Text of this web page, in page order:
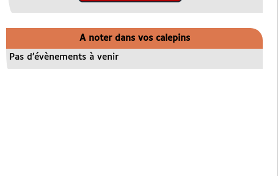
A noter dans vos calepins
Pas d’évènements à venir